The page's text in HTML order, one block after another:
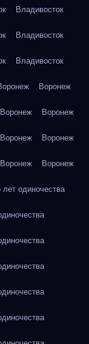
Владивосток
Владивосток
Владивосток
Воронеж
Воронеж Воронеж
Воронеж Воронеж
Воронеж Воронеж
одиночества